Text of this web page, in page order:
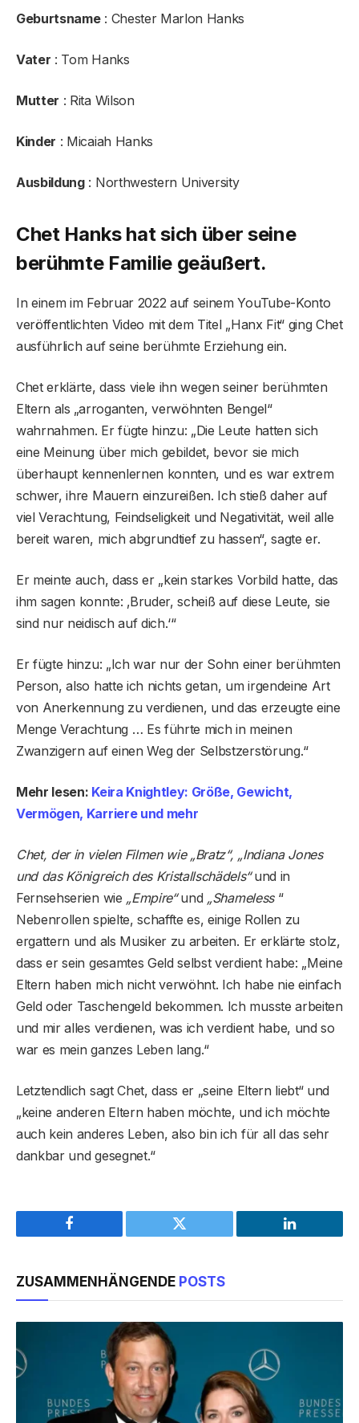
Geburtsname: Chester Marlon Hanks
Vater : Tom Hanks
Mutter : Rita Wilson
Kinder : Micaiah Hanks
Ausbildung: Northwestern University
Chet Hanks hat sich über seine
berühmte Familie geäußert.
In einem im Februar 2022 auf seinem YouTube-Konto
veröffentlichten Video mit dem Titel „Hanx Fit“ ging Chet
ausführlich auf seine berühmte Erziehung ein.
Chet erklärte, dass viele ihn wegen seiner berühmten
Eltern als „arroganten, verwöhnten Bengel“
wahrnahmen. Er fügte hinzu: „Die Leute hatten sich
eine Meinung über mich gebildet, bevor sie mich
überhaupt kennenlernen konnten, und es war extrem
schwer, ihre Mauern einzureißen. Ich stieß daher auf
viel Verachtung, Feindseligkeit und Negativität, weil alle
bereit waren, mich abgrundtief zu hassen“, sagte er.
Er meinte auch, dass er „kein starkes Vorbild hatte, das
ihm sagen konnte: ‚Bruder, scheiß auf diese Leute, sie
sind nur neidisch auf dich.‘“
Er fügte hinzu: „Ich war nur der Sohn einer berühmten
Person, also hatte ich nichts getan, um irgendeine Art
von Anerkennung zu verdienen, und das erzeugte eine
Menge Verachtung … Es führte mich in meinen
Zwanzigern auf einen Weg der Selbstzerstörung.“
Mehr lesen: Keira Knightley: Größe, Gewicht,
Vermögen, Karriere und mehr
Chet, der in vielen Filmen wie „Bratz“, „Indiana Jones
und das Königreich des Kristallschädels“und in
Fernsehserien wie „Empire“und „Shameless“
Nebenrollen spielte, schaffte es, einige Rollen zu
ergattern und als Musiker zu arbeiten. Er erklärte stolz,
dass er sein gesamtes Geld selbst verdient habe: „Meine
Eltern haben mich nicht verwöhnt. Ich habe nie einfach
Geld oder Taschengeld bekommen. Ich musste arbeiten
und mir alles verdienen, was ich verdient habe, und so
war es mein ganzes Leben lang.“
Letztendlich sagt Chet, dass er „seine Eltern liebt“ und
„keine anderen Eltern haben möchte, und ich möchte
auch kein anderes Leben, also bin ich für all das sehr
dankbar und gesegnet.“
Facebook Twitter LinkedIn
ZUSAMMENHÄNGENDE POSTS